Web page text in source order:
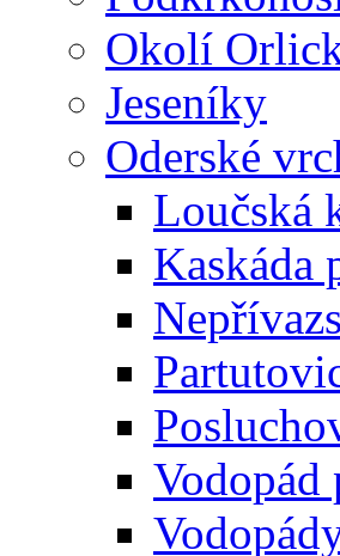
Okolí
Jeseníky
Oderské
Loučská
Kaskáda
Vodopád